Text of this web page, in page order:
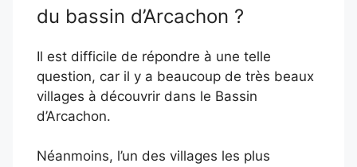
du bassin d’Arcachon ?
Il est difficile de répondre à une telle
question, car il y a beaucoup de très beaux
villages à découvrir dans le Bassin
d’Arcachon.
Néanmoins, l’un des villages les plus